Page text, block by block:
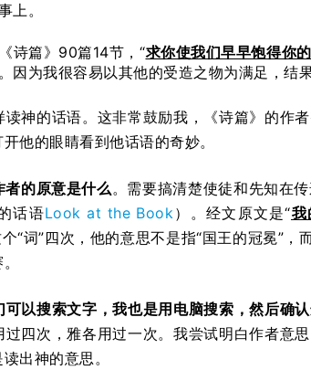
上。
《诗篇》90篇14节，“求你使我们早早饱得你
为我很容易以其他的受造之物为满足，结果
神的话语。这非常鼓励我，《诗篇》的作
他的眼睛看到他话语的奇妙。
的原意是什么。需要搞清楚使徒和先知在
话语Look at the Book）。经文原文是“我
“词”四次，他的意思不是指“国王的冠冕”
以搜索文字，我也是用电脑搜索，然后确
四次，雅各用过一次。我尝试明白作者意
出神的意思。